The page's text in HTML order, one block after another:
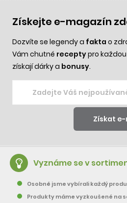
Získejte e-magazín
Dozvíte se legendy a fakta o
Vám chutné receptypro
získají dárky a bonusy.
Vyznáme se v
Osobně jsme vybírali každý
Produkty máme vyzkoušené na